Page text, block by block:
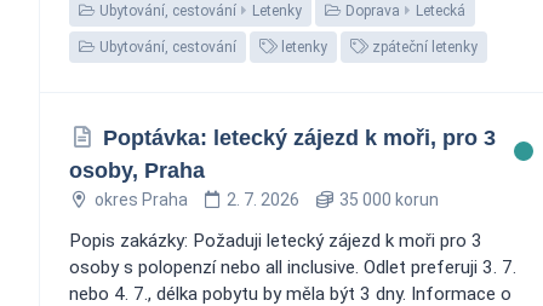
Ubytování, cestování Letenky Doprava Letecká
Ubytování, cestování letenky zpáteční letenky
Poptávka: letecký zájezd k moři, pro 3
osoby, Praha
okres Praha 2. 7. 2026 35 000 korun
Popis zakázky: Požaduji letecký zájezd k moři pro 3
osoby s polopenzí nebo all inclusive. Odlet preferuji 3. 7.
nebo 4. 7., délka pobytu by měla být 3 dny. Informace o